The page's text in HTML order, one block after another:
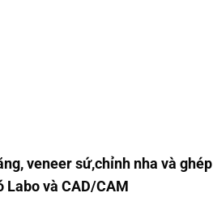
veneer sứ,chỉnh nha và ghép
và CAD/CAM